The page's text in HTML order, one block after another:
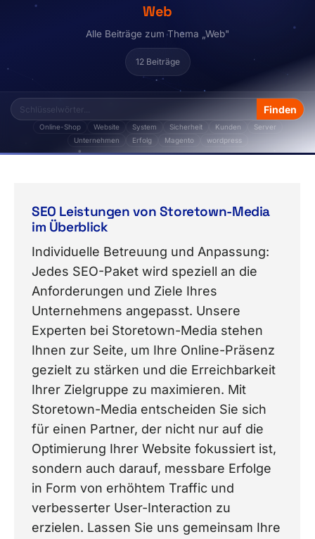
Web
Alle Beiträge zum Thema „Web"
12 Beiträge
Online-Shop Website System Sicherheit Kunden
Server
Unternehmen
Erfolg Magento wordpress
SEO Leistungen von Storetown-Media
im Überblick
Individuelle Betreuung und Anpassung:
Jedes SEO-Paket wird speziell an die
Anforderungen und Ziele Ihres
Unternehmens angepasst. Unsere
Experten bei Storetown-Media stehen
Ihnen zur Seite, um Ihre Online-Präsenz
gezielt zu stärken und die Erreichbarkeit
Ihrer Zielgruppe zu maximieren. Mit
Storetown-Media entscheiden Sie sich
für einen Partner, der nicht nur auf die
Optimierung Ihrer Website fokussiert ist,
sondern auch darauf, messbare Erfolge
in Form von erhöhtem Traffic und
verbesserter User-Interaction zu
erzielen. Lassen Sie uns gemeinsam Ihre